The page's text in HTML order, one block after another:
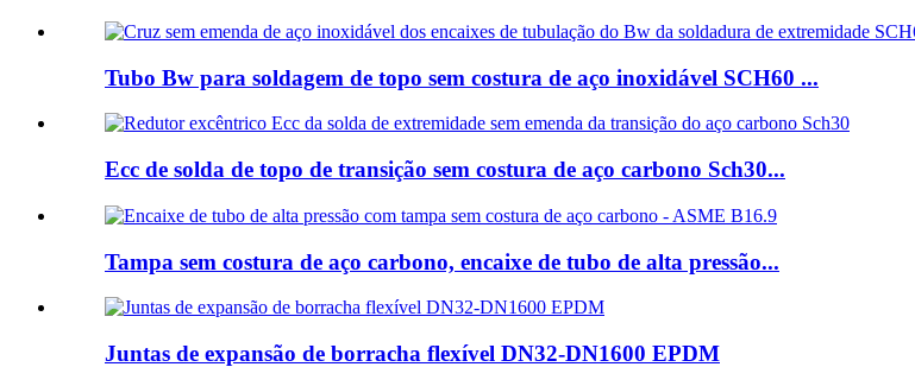
Tubo Bw para soldagem de topo sem costura de aço inoxidável SCH60 ...
Ecc de solda de topo de transição sem costura de aço carbono Sch30...
Tampa sem costura de aço carbono, encaixe de tubo de alta pressão...
Juntas de expansão de borracha flexível DN32-DN1600 EPDM